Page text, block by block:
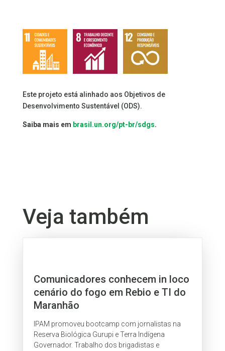
Este projeto está alinhado aos Objetivos de
Desenvolvimento Sustentável (ODS).
Saiba mais em brasil.un.org/pt-br/sdgs.
Veja também
Comunicadores conhecem in loco
cenário do fogo em Rebio e TI do
Maranhão
IPAM promoveu bootcamp com jornalistas na
Reserva Biológica Gurupi e Terra Indígena
Governador. Trabalho dos brigadistas e